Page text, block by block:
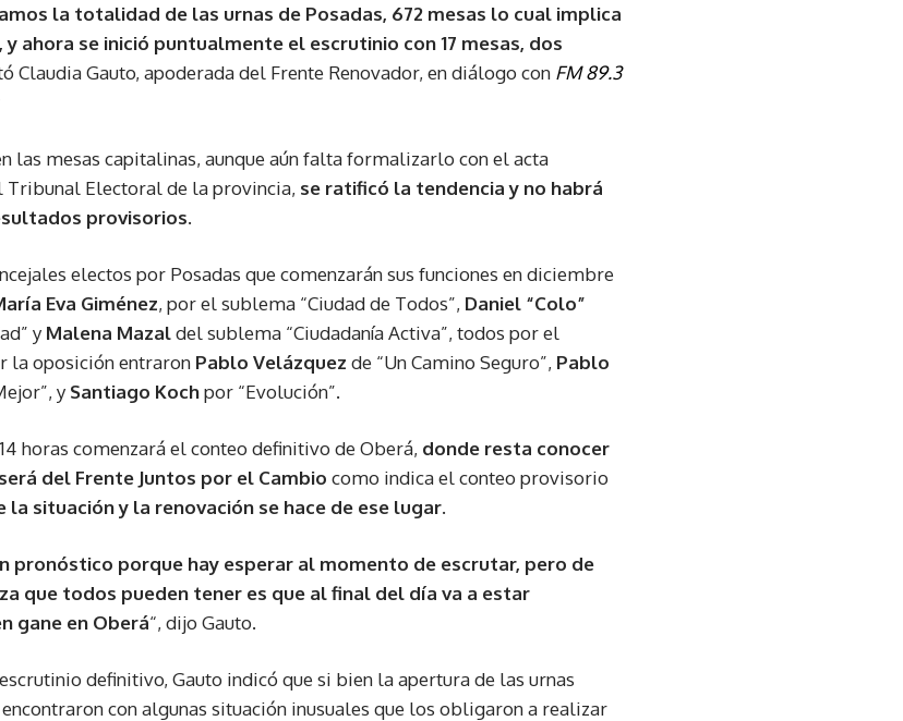
la totalidad de las urnas de Posadas, 672 mesas lo cual implica
ahora se inició puntualmente el escrutinio con 17 mesas, dos
Claudia Gauto, apoderada del Frente Renovador, en diálogo con FM 89.3
las mesas capitalinas, aunque aún falta formalizarlo con el acta
Tribunal Electoral de la provincia, se ratificó la tendencia y no habrá
provisorios.
electos por Posadas que comenzarán sus funciones en diciembre
Eva Giménez, por el sublema “Ciudad de Todos”, Daniel “Colo”
y Malena Mazaldel sublema “Ciudadanía Activa”, todos por el
la oposición entraron Pablo Velázquez de “Un Camino Seguro”, Pablo
y Santiago Kochpor “Evolución”.
horas comenzará el conteo definitivo de Oberá, donde resta conocer
del Frente Juntos por el Cambio como indica el conteo provisorio
la situación y la renovación se hace de ese lugar.
pronóstico porque hay esperar al momento de escrutar, pero de
que todos pueden tener es que al final del día va a estar
gane en Oberá“, dijo Gauto.
definitivo, Gauto indicó que si bien la apertura de las urnas
con algunas situación inusuales que los obligaron a realizar